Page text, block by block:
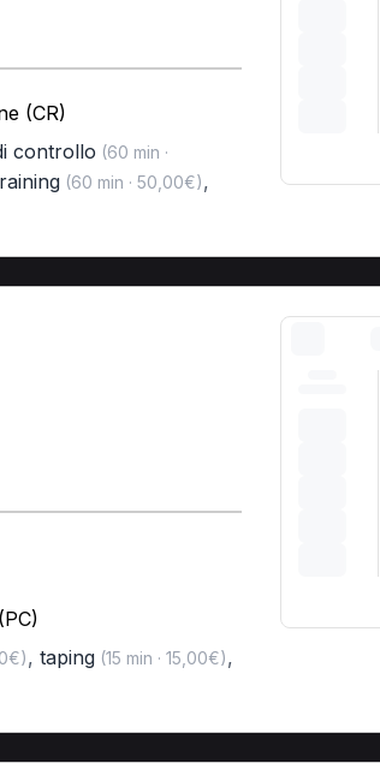
(CR)
controllo (60 min ·
(60 min · 50,00€),
, taping(15 min · 15,00€),